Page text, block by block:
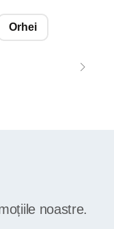
Orhei
noastre.